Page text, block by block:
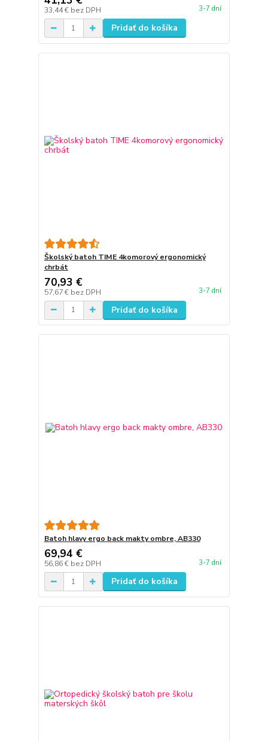
33,44 € bez DPH 3-7 dní
Pridať do košíka
Školský batoh TIME 4komorový ergonomický
chrbát
70,93 €
57,67 € bez DPH 3-7 dní
Pridať do košíka
Batoh hlavy ergo back makty ombre, AB330
69,94 €
56,86 € bez DPH 3-7 dní
Pridať do košíka